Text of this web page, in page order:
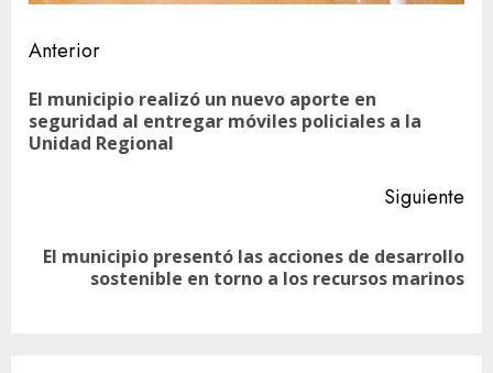
Navegación
de
entradas
Anterior
El municipio realizó un nuevo aporte en
seguridad al entregar móviles policiales a la
Unidad Regional
Siguiente
Siguiente
entrada:
El municipio presentó las acciones de desarrollo
sostenible en torno a los recursos marinos